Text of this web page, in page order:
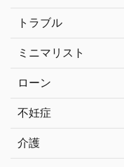
トラブル
ミニマリスト
ローン
不妊症
介護